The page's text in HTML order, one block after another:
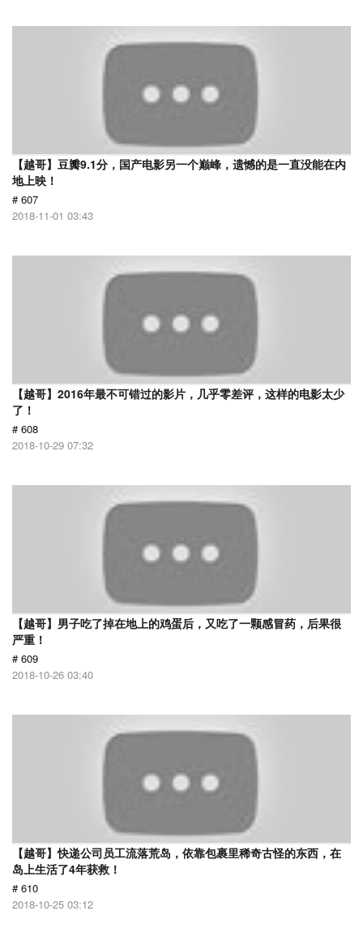
【越哥】豆瓣9.1分，国产电影另一个巅峰，遗憾的是一直没能在内
地上映！
# 607
2018-11-01 03:43
【越哥】2016年最不可错过的影片，几乎零差评，这样的电影太少
了！
# 608
2018-10-29 07:32
【越哥】男子吃了掉在地上的鸡蛋后，又吃了一颗感冒药，后果很
严重！
# 609
2018-10-26 03:40
【越哥】快递公司员工流落荒岛，依靠包裹里稀奇古怪的东西，在
岛上生活了4年获救！
# 610
2018-10-25 03:12